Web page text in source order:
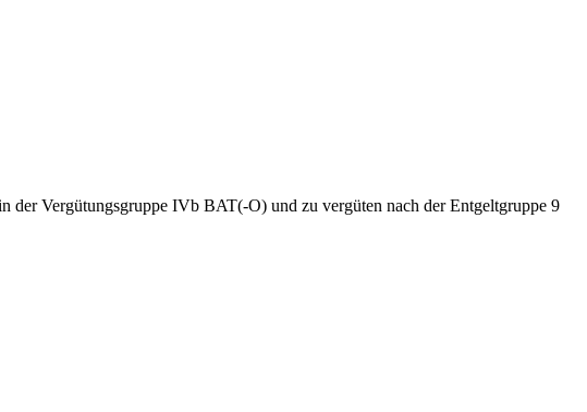
Vergütungsgruppe IVb BAT(-O) und zu vergüten nach der Entgeltgruppe 9